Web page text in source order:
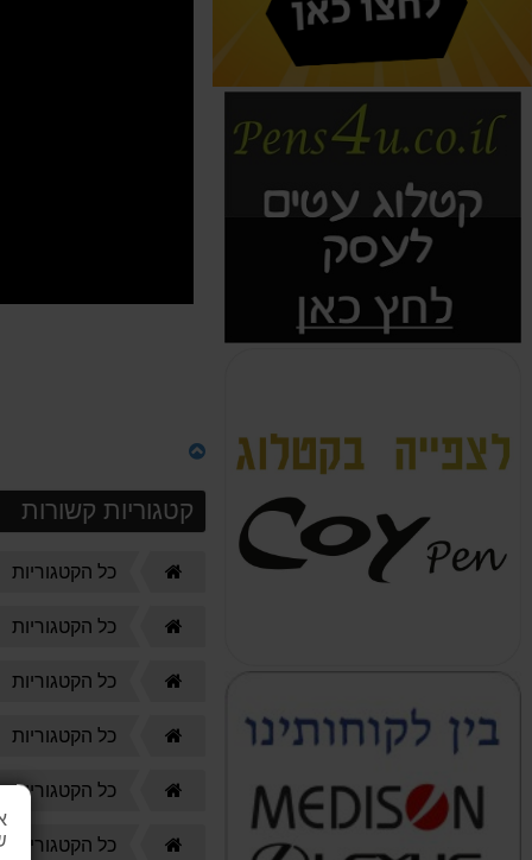
קטגוריות קשורות
כל הקטגוריות
כל הקטגוריות
כל הקטגוריות
כל הקטגוריות
כל הקטגוריות
כל הקטגוריות